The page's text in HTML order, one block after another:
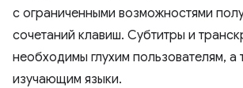
с ограниченными возможностями
сочетаний клавиш. Субтитры и
необходимы глухим пользователям, а
изучающим языки.